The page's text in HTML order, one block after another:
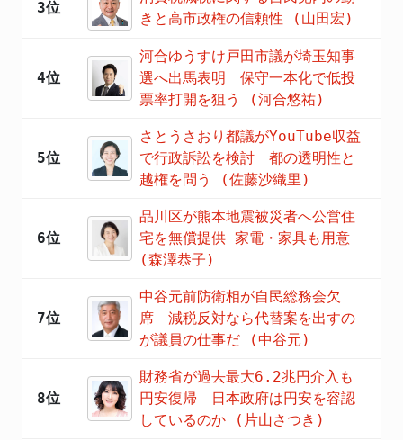
3位
きと高市政権の信頼性 (山田宏)
4位
河合ゆうすけ戸田市議が埼玉知事
選へ出馬表明 保守一本化で低投
票率打開を狙う (河合悠祐)
5位
さとうさおり都議がYouTube収益
で行政訴訟を検討 都の透明性と
越権を問う (佐藤沙織里)
6位
品川区が熊本地震被災者へ公営住
宅を無償提供 家電・家具も用意
(森澤恭子)
7位
中谷元前防衛相が自民総務会欠
席 減税反対なら代替案を出すの
が議員の仕事だ (中谷元)
8位
財務省が過去最大6.2兆円介入も
円安復帰 日本政府は円安を容認
しているのか (片山さつき)